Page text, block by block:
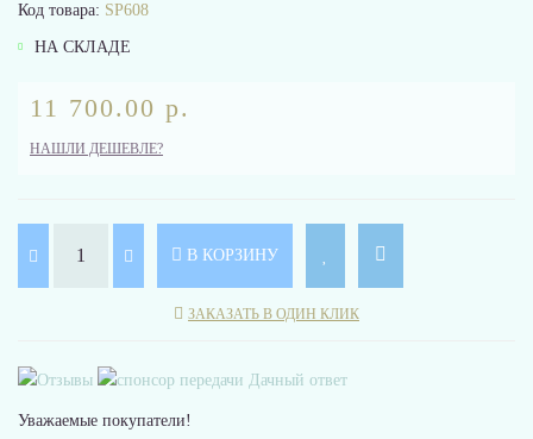
Код товара: SP608
НА СКЛАДЕ
11 700.00 р.
НАШЛИ ДЕШЕВЛЕ?
В КОРЗИНУ
ЗАКАЗАТЬ В ОДИН КЛИК
Уважаемые покупатели!